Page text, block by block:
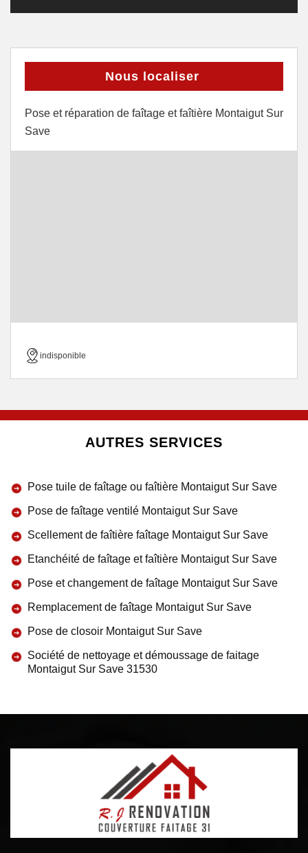
Nous localiser
Pose et réparation de faîtage et faîtière Montaigut Sur
Save
indisponible
AUTRES SERVICES
Pose tuile de faîtage ou faîtière Montaigut Sur Save
Pose de faîtage ventilé Montaigut Sur Save
Scellement de faîtière faîtage Montaigut Sur Save
Etanchéité de faîtage et faîtière Montaigut Sur Save
Pose et changement de faîtage Montaigut Sur Save
Remplacement de faîtage Montaigut Sur Save
Pose de closoir Montaigut Sur Save
Société de nettoyage et démoussage de faitage
Montaigut Sur Save 31530